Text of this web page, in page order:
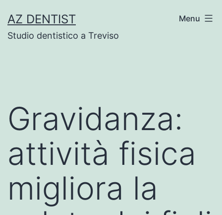
to
content
AZ DENTIST
Studio dentistico a Treviso
Menu
Gravidanza:
attività fisica
migliora la